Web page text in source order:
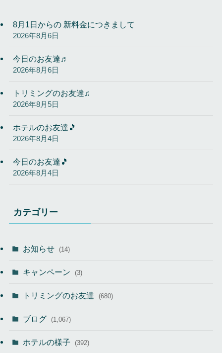
8月1日からの 新料金につきまして
2026年8月6日
今日のお友達♬
2026年8月6日
トリミングのお友達♫
2026年8月5日
ホテルのお友達🎵
2026年8月4日
今日のお友達🎵
2026年8月4日
カテゴリー
お知らせ (14)
キャンペーン (3)
トリミングのお友達 (680)
ブログ (1,067)
ホテルの様子 (392)